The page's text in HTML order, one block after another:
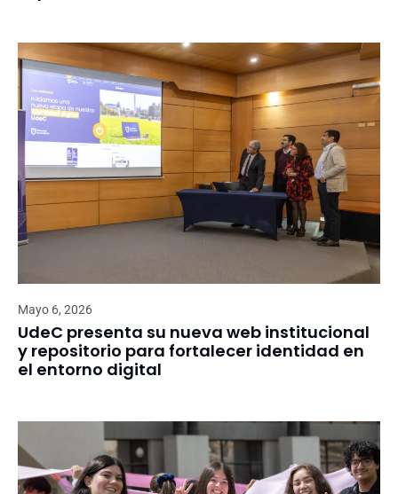
Mayo 6, 2026
UdeC presenta su nueva web institucional
y repositorio para fortalecer identidad en
el entorno digital